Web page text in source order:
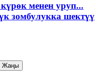
менен уруп...
зомбулукка шектүү
Жаңы